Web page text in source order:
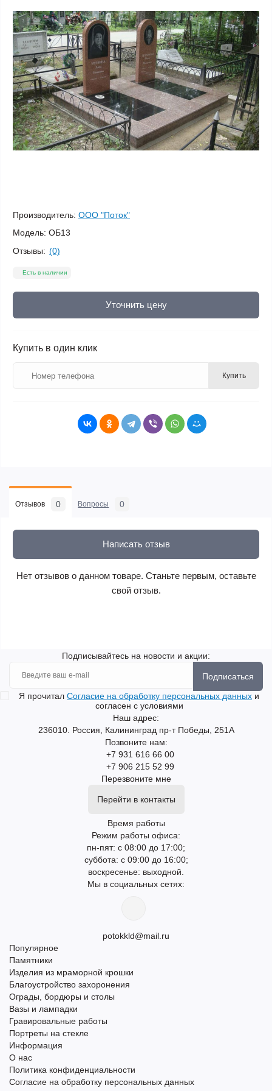
Производитель: ООО "Поток"
Модель: ОБ13
Отзывы: (0)
Есть в наличии
Уточнить цену
Купить в один клик
Купить
Отзывов 0 Вопросы 0
Написать отзыв
Нет отзывов о данном товаре. Станьте первым, оставьте
свой отзыв.
Подписывайтесь на новости и акции:
Подписаться
Я прочитал Согласие на обработку персональных данных и
согласен с условиями
Наш адрес:
236010. Россия, Калининград пр-т Победы, 251А
Позвоните нам:
+7 931 616 66 00
+7 906 215 52 99
Перезвоните мне
Перейти в контакты
Время работы
Режим работы офиса:
пн-пят: с 08:00 до 17:00;
суббота: с 09:00 до 16:00;
воскресенье: выходной.
Мы в социальных сетях:
potokkld@mail.ru
Популярное
Памятники
Изделия из мраморной крошки
Благоустройство захоронения
Ограды, бордюры и столы
Вазы и лампадки
Гравировальные работы
Портреты на стекле
Информация
О нас
Политика конфиденциальности
Согласие на обработку персональных данных